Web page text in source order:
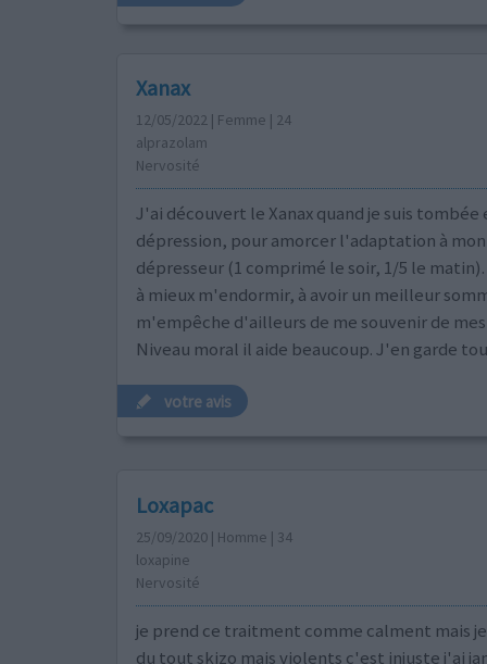
Xanax
12/05/2022 | Femme | 24
alprazolam
Nervosité
J'ai découvert le Xanax quand je suis tombée
dépression, pour amorcer l'adaptation à
dépresseur (1 comprimé le soir, 1/5 le
à mieux m'endormir, à avoir un meilleur
m'empêche d'ailleurs de me souvenir de
Niveau moral il aide beaucoup. J'en garde
votre avis
Loxapac
25/09/2020 | Homme | 34
loxapine
Nervosité
je prend ce traitment comme calment mais je
du tout skizo mais violents c'est injuste j'ai